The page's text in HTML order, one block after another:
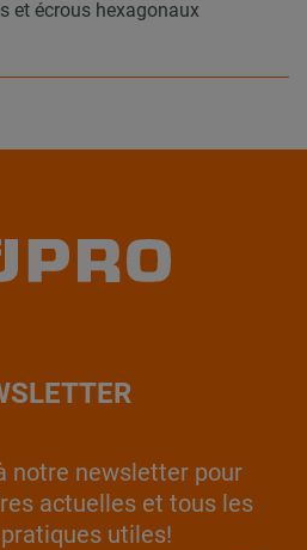
et écrous hexagonaux
notre newsletter pour
actuelles et tous les
utiles!